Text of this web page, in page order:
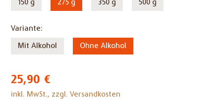
150 g 275 g 350 g 500 g
Pflichtfeld
Variante:
Mit Alkohol Ohne Alkohol
25,90 €
inkl. MwSt., zzgl. Versandkosten